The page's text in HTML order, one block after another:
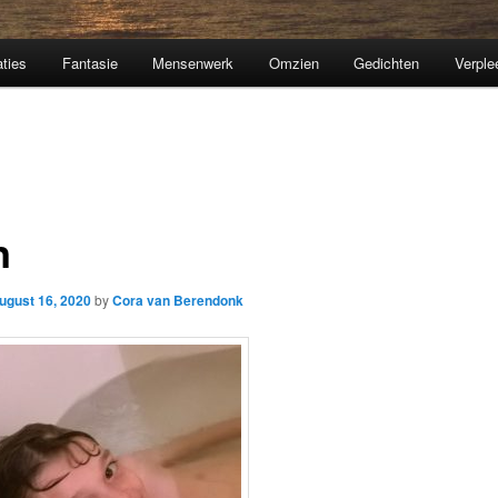
Fantasie Mensenwerk Omzien Gedichten
16, 2020byCora van Berendonk